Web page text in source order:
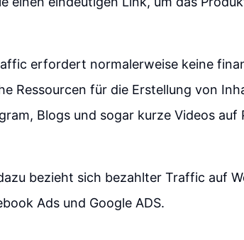
erfordert normalerweise keine
Ressourcen für die Erstellung von
Blogs und sogar kurze Videos
bezieht sich bezahlter Traffic auf
Ads und Google ADS.